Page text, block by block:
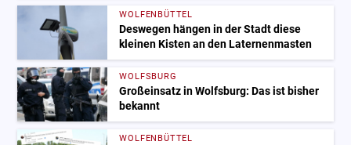
WOLFENBÜTTEL
Deswegen hängen in der Stadt diese
kleinen Kisten an den Laternenmasten
WOLFSBURG
Großeinsatz in Wolfsburg: Das ist bisher
bekannt
WOLFENBÜTTEL